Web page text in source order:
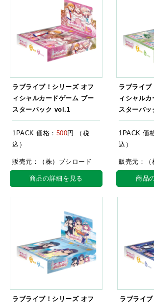
ラブライブ！シリーズ オフ
ィシャルカードゲーム ブー
スターパック vol.1
1PACK 価格： 500円 （税
込）
販売元：（株）ブシロード
商品の詳細を見る
ラブライブ
ィシャル
スターパ
1PACK 価
込）
販売元：（
商品
ラブライブ！シリーズ オフ
ラブライ